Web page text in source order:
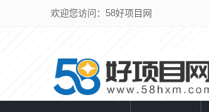
欢迎您访问：58好项目网